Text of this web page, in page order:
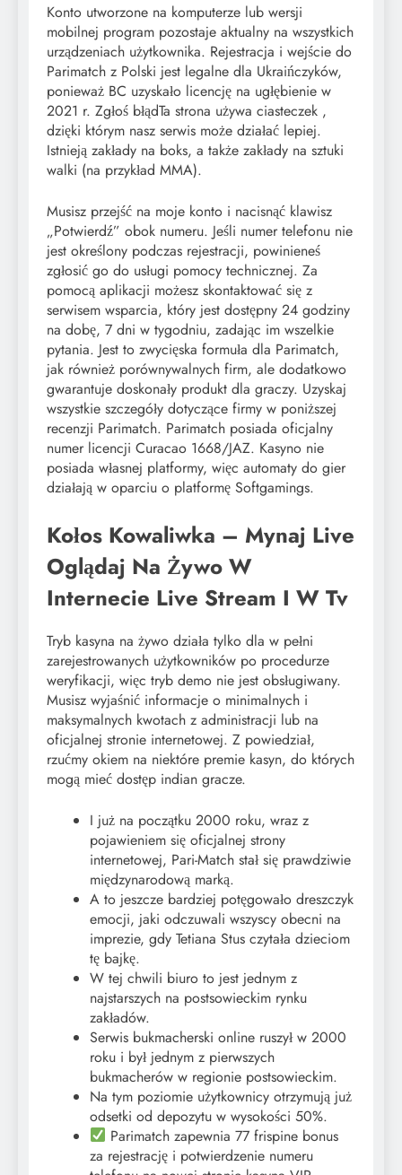
Konto utworzone na komputerze lub wersji
mobilnej program pozostaje aktualny na wszystkich
urządzeniach użytkownika. Rejestracja i wejście do
Parimatch z Polski jest legalne dla Ukraińczyków,
ponieważ BC uzyskało licencję na ugłębienie w
2021 r. Zgłoś błądTa strona używa ciasteczek ,
dzięki którym nasz serwis może działać lepiej.
Istnieją zakłady na boks, a także zakłady na sztuki
walki (na przykład MMA).
Musisz przejść na moje konto i nacisnąć klawisz
„Potwierdź” obok numeru. Jeśli numer telefonu nie
jest określony podczas rejestracji, powinieneś
zgłosić go do usługi pomocy technicznej. Za
pomocą aplikacji możesz skontaktować się z
serwisem wsparcia, który jest dostępny 24 godziny
na dobę, 7 dni w tygodniu, zadając im wszelkie
pytania. Jest to zwycięska formuła dla Parimatch,
jak również porównywalnych firm, ale dodatkowo
gwarantuje doskonały produkt dla graczy. Uzyskaj
wszystkie szczegóły dotyczące firmy w poniższej
recenzji Parimatch. Parimatch posiada oficjalny
numer licencji Curacao 1668/JAZ. Kasyno nie
posiada własnej platformy, więc automaty do gier
działają w oparciu o platformę Softgamings.
Kołos Kowaliwka – Mynaj Live
Oglądaj Na Żywo W
Internecie Live Stream I W Tv
Tryb kasyna na żywo działa tylko dla w pełni
zarejestrowanych użytkowników po procedurze
weryfikacji, więc tryb demo nie jest obsługiwany.
Musisz wyjaśnić informacje o minimalnych i
maksymalnych kwotach z administracji lub na
oficjalnej stronie internetowej. Z powiedział,
rzućmy okiem na niektóre premie kasyn, do których
mogą mieć dostęp indian gracze.
I już na początku 2000 roku, wraz z
pojawieniem się oficjalnej strony
internetowej, Pari-Match stał się prawdziwie
międzynarodową marką.
A to jeszcze bardziej potęgowało dreszczyk
emocji, jaki odczuwali wszyscy obecni na
imprezie, gdy Tetiana Stus czytała dzieciom
tę bajkę.
W tej chwili biuro to jest jednym z
najstarszych na postsowieckim rynku
zakładów.
Serwis bukmacherski online ruszył w 2000
roku i był jednym z pierwszych
bukmacherów w regionie postsowieckim.
Na tym poziomie użytkownicy otrzymują już
odsetki od depozytu w wysokości 50%.
Parimatch zapewnia 77 frispine bonus
za rejestrację i potwierdzenie numeru